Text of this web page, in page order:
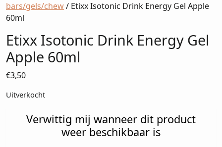
bars/gels/chew/ Etixx Isotonic Drink Energy Gel Apple
60ml
Etixx Isotonic Drink Energy Gel
Apple 60ml
€3,50
Uitverkocht
Verwittig mij wanneer dit product
weer beschikbaar is